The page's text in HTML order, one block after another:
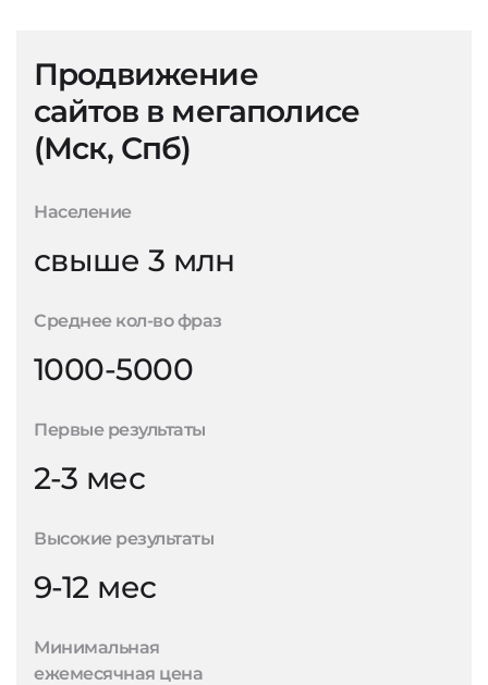
Продвижение
сайтов в мегаполисе
(Мск, Спб)
Население
свыше 3 млн
Среднее кол-во фраз
1000-5000
Первые результаты
2-3 мес
Высокие результаты
9-12 мес
Минимальная
ежемесячная цена